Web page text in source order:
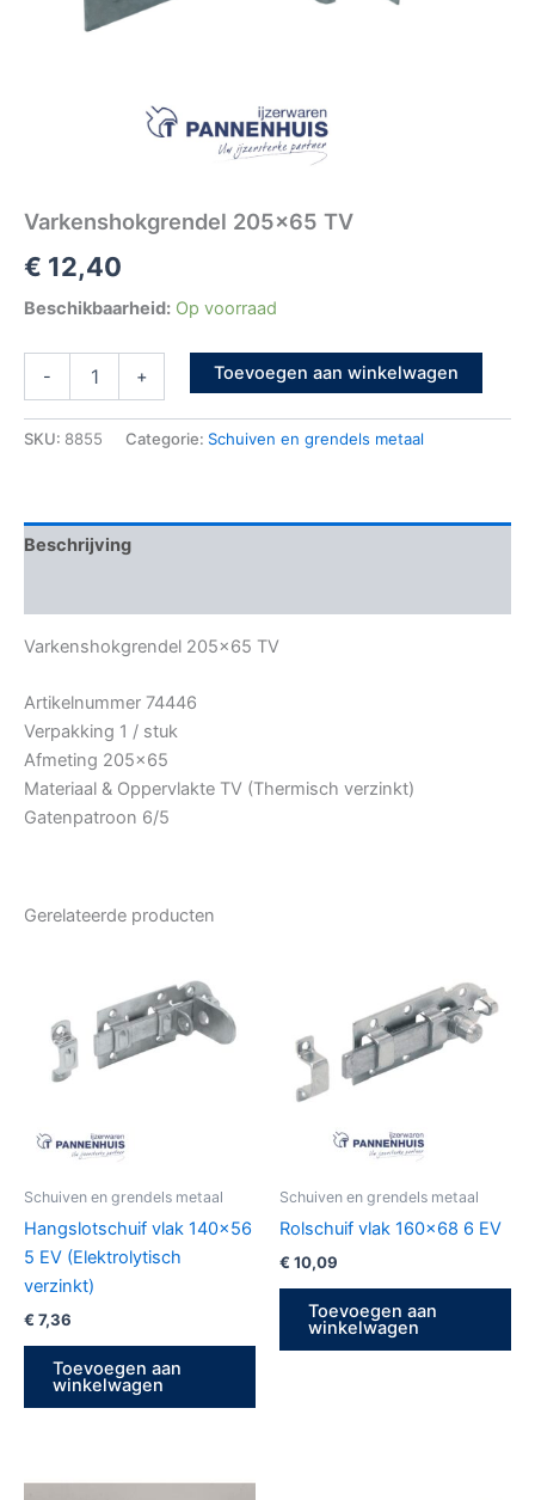
Varkenshokgrendel 205×65 TV
€ 12,40
Beschikbaarheid: Op voorraad
- + Toevoegen aan winkelwagen
SKU: 8855 Categorie: Schuiven en grendels metaal
Beschrijving
Varkenshokgrendel 205×65 TV
Artikelnummer 74446
Verpakking 1 / stuk
Afmeting 205×65
Materiaal & Oppervlakte TV (Thermisch verzinkt)
Gatenpatroon 6/5
Gerelateerde producten
Schuiven en grendels metaal
Hangslotschuif vlak 140×56
5 EV (Elektrolytisch
verzinkt)
€ 7,36
Toevoegen aan
winkelwagen
Schuiven en grendels metaal
Rolschuif vlak 160×68 6 EV
€ 10,09
Toevoegen aan
winkelwagen